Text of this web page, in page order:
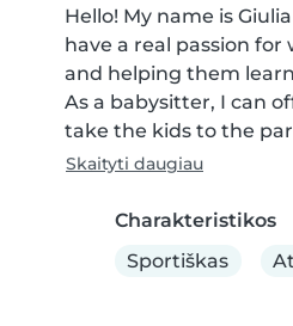
Hello! My name is
have a real passion
and helping them
As a babysitter, I can
take the kids to the
Skaityti daugiau
Charakteristikos
Sportiškas